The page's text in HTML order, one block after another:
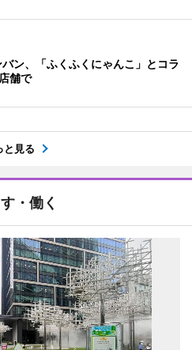
ン、「ふくふくにゃんこ」とコラ
舗で
と見る
・働く